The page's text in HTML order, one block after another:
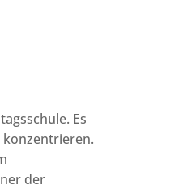
Es
konzentrieren.
der